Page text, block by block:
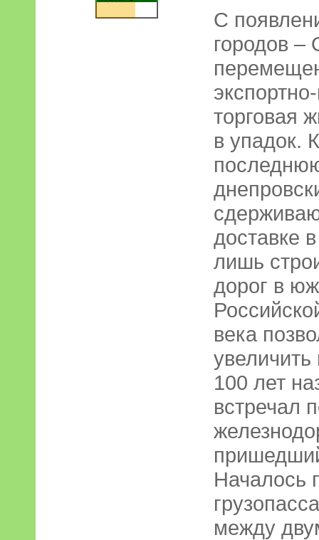
С
городов –
торговая
в упадок.
доставке
лишь
дорог в
века
увеличить
100 лет
встречал
Началось
между